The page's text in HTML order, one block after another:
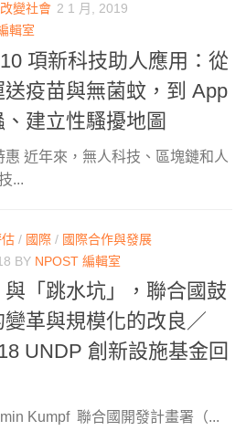
變社會 2 1 月, 2019
輯室
項新科技助人應用：從
送疫苗與無菌蚊，到 App
建立性騷擾地圖
惠 近年來，無人科技、區塊鏈和人
...
/ 國際 / 國際合作與發展
BY NPOST 編輯室
與「跳水坑」，聯合國鼓
變革與規模化的改良／
UNDP 創新設施基金回
Kumpf 聯合國開發計畫署（...